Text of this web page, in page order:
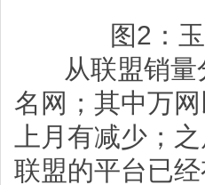
图2：
从联盟销量
名网；其中万
上月有减少；
联盟的平台已